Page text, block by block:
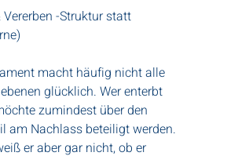
Vererben -Struktur statt
macht häufig nicht alle
glücklich. Wer enterbt
zumindest über den
am Nachlass beteiligt werden.
er aber gar nicht, ob er